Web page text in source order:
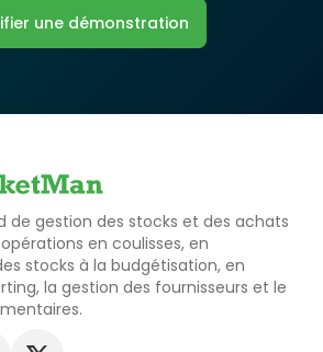
une démonstration
de gestion des stocks et des achats
en coulisses, en
stocks à la budgétisation, en
la gestion des fournisseurs et le